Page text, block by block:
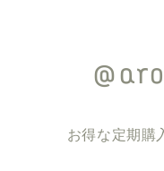
お得な定期購